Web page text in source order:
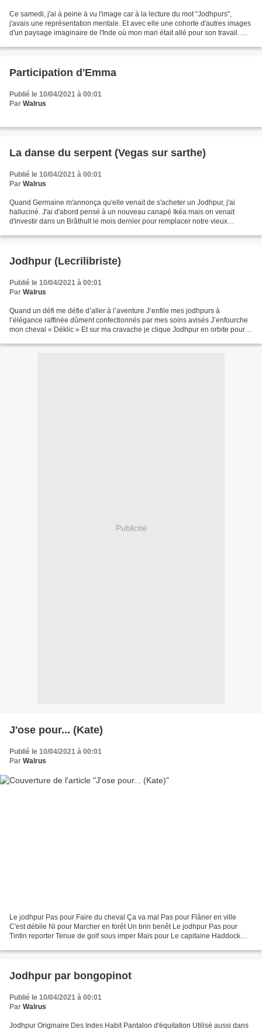
Ce samedi, j'ai à peine à vu l'image car à la lecture du mot "Jodhpurs",
j'avais une représentation mentale. Et avec elle une cohorte d'autres images
d'un paysage imaginaire de l'Inde où mon mari était allé pour son travail. De
Participation d'Emma
Publié le 10/04/2021 à 00:01
Par Walrus
La danse du serpent (Vegas sur sarthe)
Publié le 10/04/2021 à 00:01
Par Walrus
Quand Germaine m'annonça qu'elle venait de s'acheter un Jodhpur, j'ai
halluciné. J'ai d'abord pensé à un nouveau canapé Ikéa mais on venait
d'investir dans un Brâthult le mois dernier pour remplacer notre vieux
Jodhpur (Lecrilibriste)
Publié le 10/04/2021 à 00:01
Par Walrus
Quand un défi me défie d’aller à l’aventure J’enfile mes jodhpurs à
l’élégance raffinée dûment confectionnés par mes soins avisés J’enfourche
mon cheval « Déklic » Et sur ma cravache je clique Jodhpur en orbite pour
Publicité
J'ose pour... (Kate)
Publié le 10/04/2021 à 00:01
Par Walrus
Le jodhpur Pas pour Faire du cheval Ça va mal Pas pour Flâner en ville
C'est débile Ni pour Marcher en forêt Un brin benêt Le jodhpur Pas pour
Tintin reporter Tenue de golf sous imper Mais pour Le capitaine Haddock
Jodhpur par bongopinot
Publié le 10/04/2021 à 00:01
Par Walrus
Jodhpur Originaire Des Indes Habit Pantalon d'équitation Utilisé aussi dans